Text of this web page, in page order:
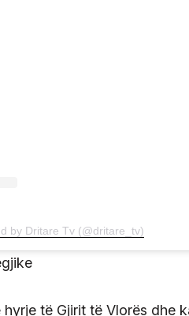
by Dritare Tv (@dritare_tv)
të Gjirit të Vlorës dhe